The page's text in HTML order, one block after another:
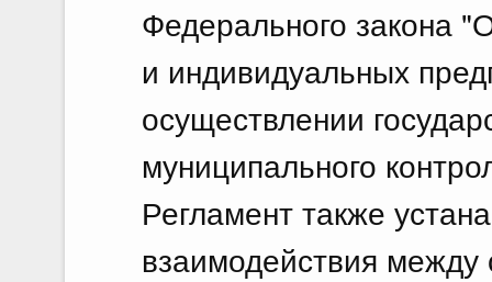
Федерального закона
и индивидуальных
осуществлении
муниципального
Регламент также
взаимодействия